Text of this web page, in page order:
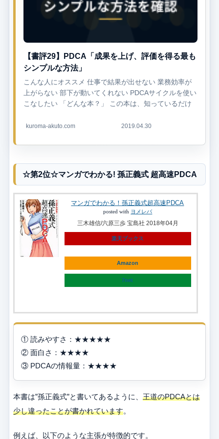
【書評29】PDCA「成果を上げ、評価を得る最も
シンプルな方法」
こんな人にオススメ 仕事で結果が出せない 業務効率が
上がらない 部下が動いてくれない PDCAサイクルを使い
こなしたい 「どんな本？」 この本は、知っているだけ
kuroma-akuto.com 2019.04.30
☆第2位☆マンガでわかる! 孫正義式 超高速PDCA
マンガでわかる！孫正義式超高速PDCA
posted with ヨメレバ
三木雄信/六原三歩 宝島社 2018年04月
楽天ブックス
Amazon
7net
① 読みやすさ：★★★★★
② 面白さ：★★★★
③ PDCAの情報量：★★★★
本書は”孫正義式”と書いてあるように、 王道のPDCAとは
少し違ったことが書かれています。
例えば、以下のような主張が特徴的です。